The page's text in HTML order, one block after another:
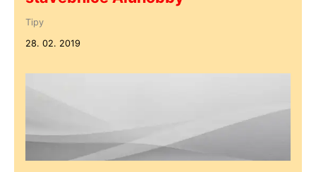
Tipy
28. 02. 2019